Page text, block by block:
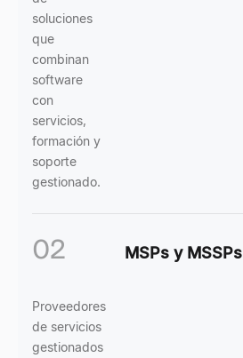
soluciones
que
combinan
software
con
servicios,
formación y
soporte
gestionado.
02 MSPs y MSSPs
Proveedores
de servicios
gestionados